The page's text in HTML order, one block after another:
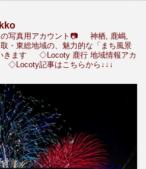
写真用アカウント📷
神栖, 鹿嶋,
・東総地域の、魅力的な「まち風景
きます
◇Locoty 鹿行 地域情報アカ
◇Locoty記事はこちらから↓↓↓